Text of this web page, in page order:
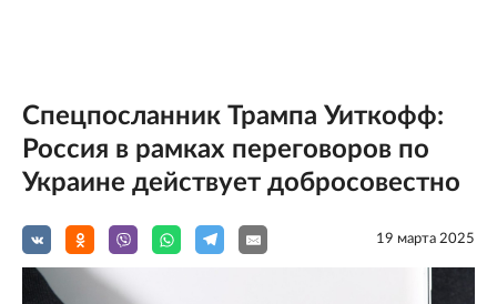
Спецпосланник Трампа Уиткофф:
Россия в рамках переговоров по
Украине действует добросовестно
19 мартa 2025